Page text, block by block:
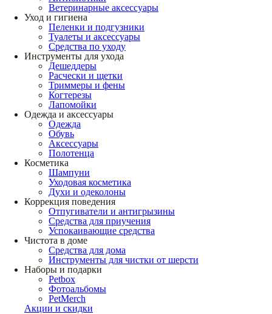
Ветеринарные аксессуары
Уход и гигиена
Пеленки и подгузники
Туалеты и аксессуары
Средства по уходу
Инструменты для ухода
Дешеддеры
Расчески и щетки
Триммеры и фены
Когтерезы
Лапомойки
Одежда и аксессуары
Одежда
Обувь
Аксессуары
Полотенца
Косметика
Шампуни
Уходовая косметика
Духи и одеколоны
Коррекция поведения
Отпугиватели и антигрызины
Средства для приучения
Успокаивающие средства
Чистота в доме
Средства для дома
Инструменты для чистки от шерсти
Наборы и подарки
Petbox
Фотоальбомы
PetMerch
Акции и скидки